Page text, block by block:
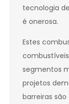
tecnologia
é onerosa.
Estes
segmentos
projetos
barreiras